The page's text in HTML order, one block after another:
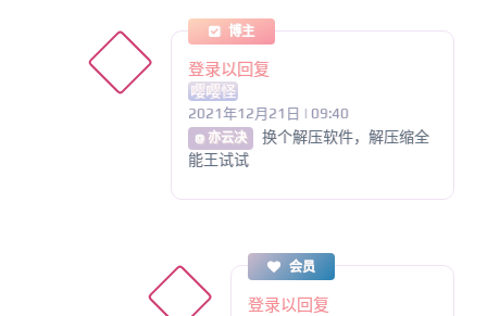
博主
登录以回复
嘤嘤怪
2021年12月21日 | 09:40
@ 亦云决
换个解压软件，解压缩全
能王试试
会员
登录以回复